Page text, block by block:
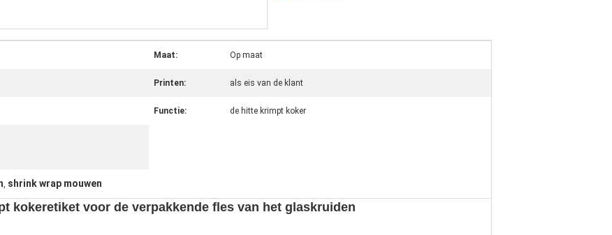
Maat: Op maat
Printen: als eis van de klant
Functie: de hitte krimpt koker
, shrink wrap mouwen
kokeretiket voor de verpakkende fles van het glaskruiden